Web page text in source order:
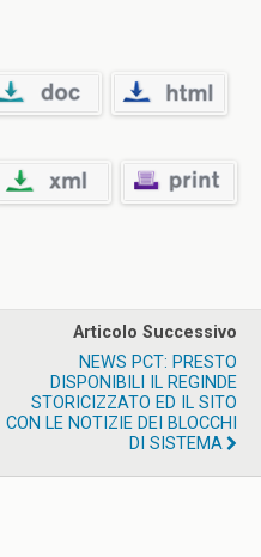
Articolo Successivo
NEWS PCT: PRESTO
DISPONIBILI IL REGINDE
STORICIZZATO ED IL SITO
CON LE NOTIZIE DEI BLOCCHI
DI SISTEMA